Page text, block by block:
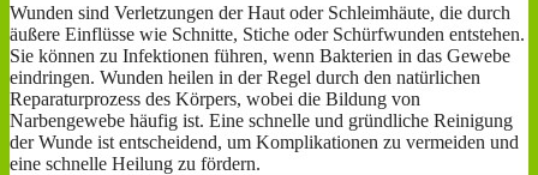
Wunden sind Verletzungen der Haut oder Schleimhäute, die durch
äußere Einflüsse wie Schnitte, Stiche oder Schürfwunden entstehen.
Sie können zu Infektionen führen, wenn Bakterien in das Gewebe
eindringen. Wunden heilen in der Regel durch den natürlichen
Reparaturprozess des Körpers, wobei die Bildung von
Narbengewebe häufig ist. Eine schnelle und gründliche Reinigung
der Wunde ist entscheidend, um Komplikationen zu vermeiden und
eine schnelle Heilung zu fördern.